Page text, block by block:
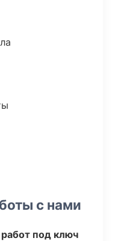
с нами
под ключ